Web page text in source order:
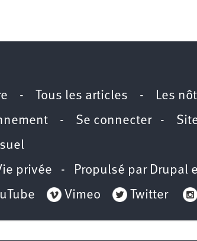
- Tous les articles - Les
- Se connecter-
privée - Propulsé par Drupal
Vimeo Twitter